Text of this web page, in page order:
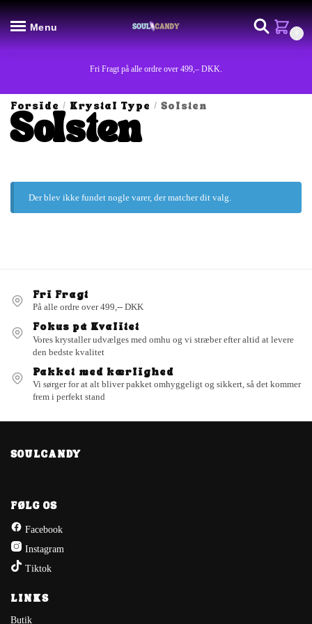
Menu
Fri Fragt på alle ordre over 499,– DKK.
Forside / Krystal Type / Solsten
Solsten
Der blev ikke fundet nogle varer, der matcher dit valg.
Fri Fragt
På alle ordre over 499,-- DKK
Fokus på Kvalitet
Vores krystaller udvælges med omhu og vi stræber efter altid at levere
den bedste kvalitet
Pakket med kærlighed
Vi sørger for at alt bliver pakket omhyggeligt og sikkert, så det kommer
frem i perfekt stand
SOULCANDY
FØLG OS
Facebook
Instagram
Tiktok
LINKS
Butik